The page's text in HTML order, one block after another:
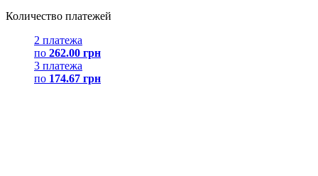
Количество платежей
2 платежа
по 262.00 грн
3 платежа
по 174.67 грн